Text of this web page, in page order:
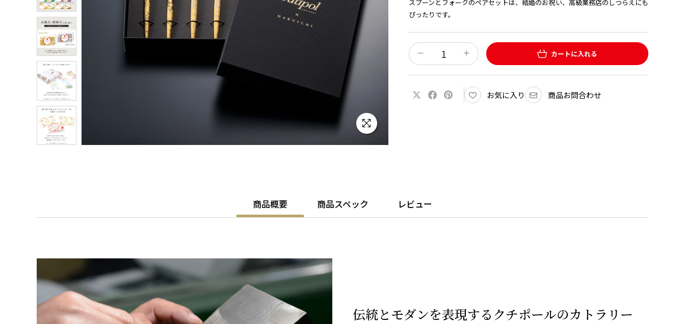
スプーンとフォークのペアセットは、結婚のお祝い、高級業務店のしつらえにも
ぴったりです。
カートに入れる
お気に入り 商品お問合わせ
商品概要 商品スペック レビュー
伝統とモダンを表現するクチポールのカトラリー